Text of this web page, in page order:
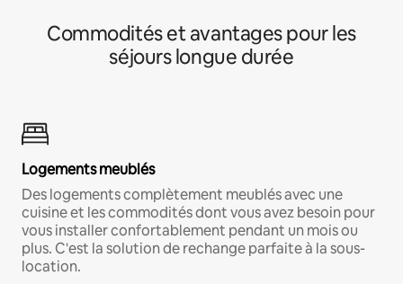
Commodités et avantages pour les
séjours longue durée
Logements meublés
Des logements complètement meublés avec une
cuisine et les commodités dont vous avez besoin pour
vous installer confortablement pendant un mois ou
plus. C'est la solution de rechange parfaite à la sous-
location.